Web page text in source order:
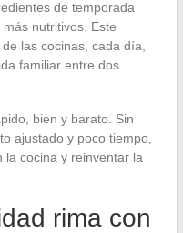
de temporada
nutritivos. Este
las cocinas, cada día,
familiar entre dos
bien y barato. Sin
ajustado y poco tiempo,
la cocina y reinventar la
rima con